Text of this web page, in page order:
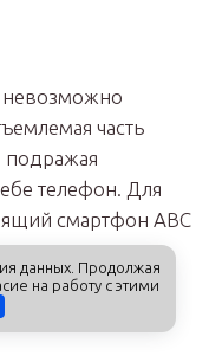
невозможно
часть
подражая
телефон. Для
смартфон АВС
игрушек
качества,
данных. Продолжая
на работу с этими